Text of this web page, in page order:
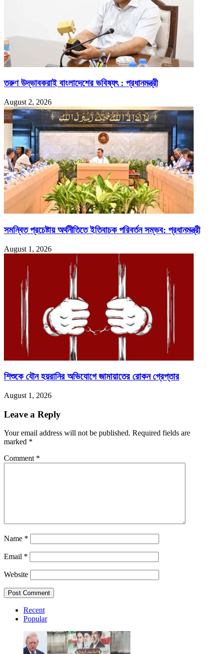
তরুণ উদ্ভাবকরাই বাংলাদেশের ভবিষ্যৎ : প্রধানমন্ত্রী
August 2, 2026
সমন্বিত প্রচেষ্টায় অর্থনীতিতে ইতিবাচক পরিবর্তন সম্ভব: প্রধানমন্ত্রী
August 1, 2026
শিশুকে যৌন হয়রানির অভিযোগে জামায়াতের রোকন গ্রেপ্তার
August 1, 2026
Leave a Reply
Your email address will not be published. Required fields are
marked *
Comment *
Name *
Email *
Website
Recent
Popular